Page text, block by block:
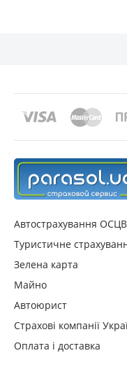
Автострахування
Туристичне
Зелена карта
Майно
Автоюрист
Страхові компанії
Оплата і доставка